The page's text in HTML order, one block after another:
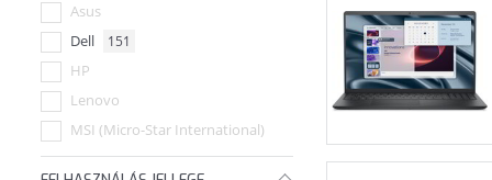
Asus
Dell
151
HP
Lenovo
MSI (Micro-Star International)